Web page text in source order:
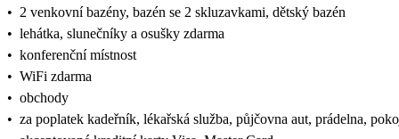
• 2 venkovní bazény, bazén se 2 skluzavkami, dětský bazén
• lehátka, slunečníky a osušky zdarma
• konferenční místnost
• WiFi zdarma
• obchody
• za poplatek kadeřník, lékařská služba, půjčovna aut, prádelna,